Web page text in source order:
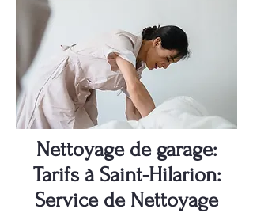
Nettoyage de garage:
Tarifs à Saint-Hilarion:
Service de Nettoyage